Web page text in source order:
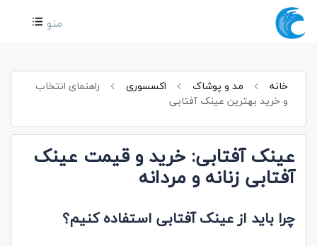
منو
خانه مد و پوشاک اکسسوری
راهنمای انتخاب
و خرید بهترین عینک آفتابی
عینک آفتابی: خرید و قیمت عینک
آفتابی زنانه و مردانه
چرا باید از عینک آفتابی استفاده کنیم؟